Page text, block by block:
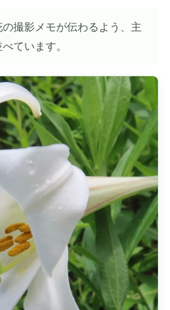
の撮影メモが伝わるよう、主
ています。